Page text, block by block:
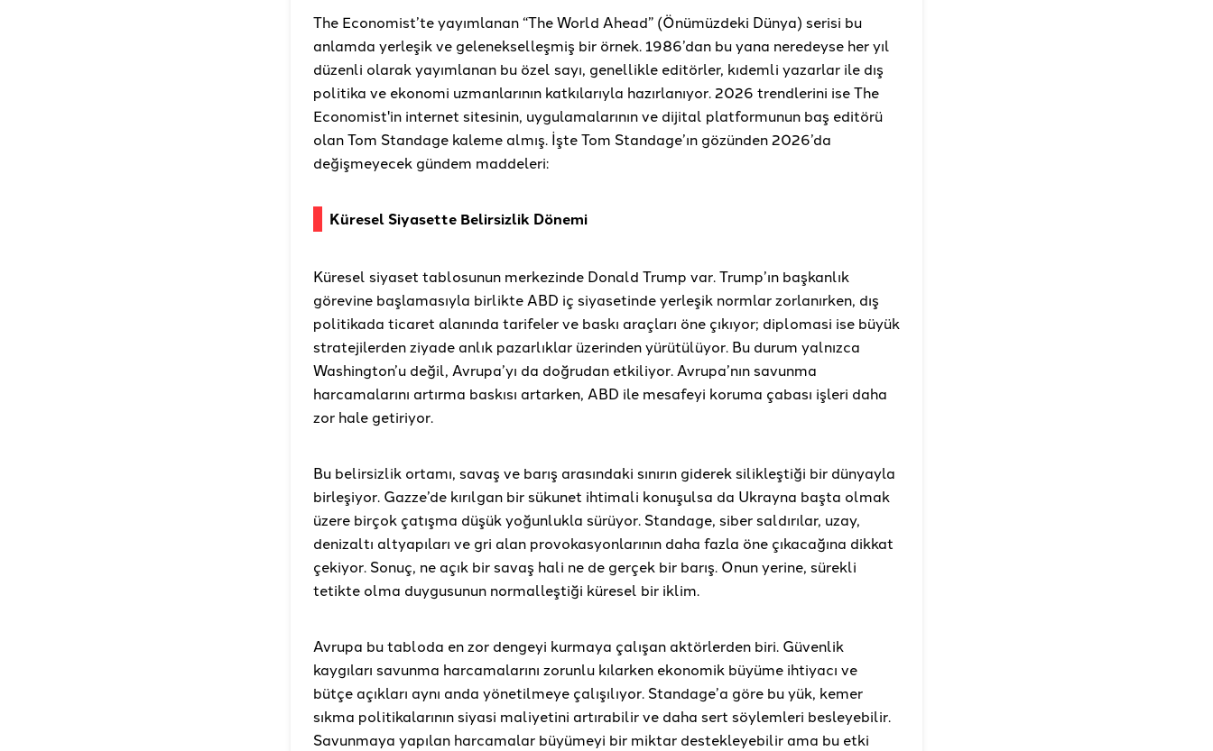
The Economist’te yayımlanan “The World Ahead” (Önümüzdeki Dünya) serisi bu
anlamda yerleşik ve gelenekselleşmiş bir örnek. 1986’dan bu yana neredeyse her yıl
düzenli olarak yayımlanan bu özel sayı, genellikle editörler, kıdemli yazarlar ile dış
politika ve ekonomi uzmanlarının katkılarıyla hazırlanıyor. 2026 trendlerini ise The
Economist'in internet sitesinin, uygulamalarının ve dijital platformunun baş editörü
olan Tom Standage kaleme almış. İşte Tom Standage’ın gözünden 2026’da
değişmeyecek gündem maddeleri:
Küresel Siyasette Belirsizlik Dönemi
Küresel siyaset tablosunun merkezinde Donald Trump var. Trump’ın başkanlık
görevine başlamasıyla birlikte ABD iç siyasetinde yerleşik normlar zorlanırken, dış
politikada ticaret alanında tarifeler ve baskı araçları öne çıkıyor; diplomasi ise büyük
stratejilerden ziyade anlık pazarlıklar üzerinden yürütülüyor. Bu durum yalnızca
Washington’u değil, Avrupa’yı da doğrudan etkiliyor. Avrupa’nın savunma
harcamalarını artırma baskısı artarken, ABD ile mesafeyi koruma çabası işleri daha
zor hale getiriyor.
Bu belirsizlik ortamı, savaş ve barış arasındaki sınırın giderek silikleştiği bir dünyayla
birleşiyor. Gazze’de kırılgan bir sükunet ihtimali konuşulsa da Ukrayna başta olmak
üzere birçok çatışma düşük yoğunlukla sürüyor. Standage, siber saldırılar, uzay,
denizaltı altyapıları ve gri alan provokasyonlarının daha fazla öne çıkacağına dikkat
çekiyor. Sonuç, ne açık bir savaş hali ne de gerçek bir barış. Onun yerine, sürekli
tetikte olma duygusunun normalleştiği küresel bir iklim.
Avrupa bu tabloda en zor dengeyi kurmaya çalışan aktörlerden biri. Güvenlik
kaygıları savunma harcamalarını zorunlu kılarken ekonomik büyüme ihtiyacı ve
bütçe açıkları aynı anda yönetilmeye çalışılıyor. Standage’a göre bu yük, kemer
sıkma politikalarının siyasi maliyetini artırabilir ve daha sert söylemleri besleyebilir.
Savunmaya yapılan harcamalar büyümeyi bir miktar destekleyebilir ama bu etki